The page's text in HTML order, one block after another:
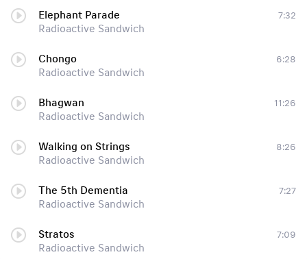
Elephant Parade
Radioactive Sandwich
7:32
Chongo
Radioactive Sandwich
6:28
Bhagwan
Radioactive Sandwich
11:26
Walking on Strings
Radioactive Sandwich
8:26
The 5th Dementia
Radioactive Sandwich
7:27
Stratos​
Radioactive Sandwich
7:09